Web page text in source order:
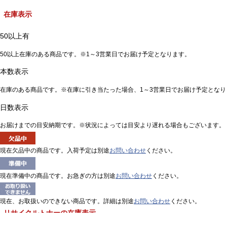
在庫表示
50以上有
50以上在庫のある商品です。※1～3営業日でお届け予定となります。
本数表示
在庫のある商品です。※在庫に引き当たった場合、1～3営業日でお届け予定となり
日数表示
お届けまでの目安納期です。※状況によっては目安より遅れる場合もございます。
現在欠品中の商品です。入荷予定は別途お問い合わせ ください。
現在準備中の商品です。お急ぎの方は別途お問い合わせ ください。
現在、お取扱いのできない商品です。詳細は別途お問い合わせ ください。
リサイクルトナーの在庫表示